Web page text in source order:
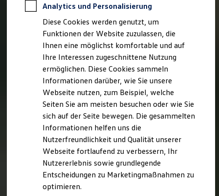
Zertifizierte Gebrauchtwagen
Für Privatkunden
Für Gewerbekunden
Leasing
Für Privatkunden
Für Gewerbekunden
Versicherungen & Garantien
Garantien
Kfz-Versicherung für Nutzfahrzeuge
Restschuldversicherung
Wartungsverträge
Besitzer & Service
Reparatur & Service
Sommer-Special
Reparatur, Pflege & Inspektion
Servicetermin anfragen
Service-Vorteile bei Volkswagen Nutzfahrzeuge
ServicePlus
Economy Service
Räder & Reifen Service
Ersatzfahrzeuge
Analytics und Personalisierung
Diese Cookies werden genutzt, um
Funktionen der Website zuzulassen, die
Ihnen eine möglichst komfortable und auf
Ihre Interessen zugeschnittene Nutzung
ermöglichen. Diese Cookies sammeln
Informationen darüber, wie Sie unsere
Webseite nutzen, zum Beispiel, welche
Seiten Sie am meisten besuchen oder wie Sie
sich auf der Seite bewegen. Die gesammelten
Informationen helfen uns die
Nutzerfreundlichkeit und Qualität unserer
Webseite fortlaufend zu verbessern, Ihr
Nutzererlebnis sowie grundlegende
Entscheidungen zu Marketingmaßnahmen zu
optimieren.